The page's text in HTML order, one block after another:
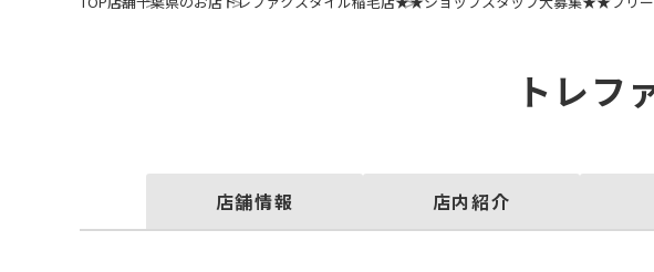
トレフ
店舗情報 店内紹介